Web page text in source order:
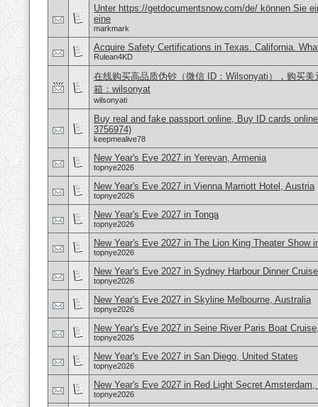
Unter https://getdocumentsnow.com/de/ können Sie
eine
markmark
Acquire Safety Certifications in Texas. California.
Rulean4KD
在线购买高品质伪钞（微信 ID：Wilsonyati），购买
箱：wilsonyat
wilsonyati
Buy real and fake passport online, Buy ID cards
3756974)
keepmealive78
New Year's Eve 2027 in Yerevan, Armenia
topnye2026
New Year's Eve 2027 in Vienna Marriott Hotel, Austria
topnye2026
New Year's Eve 2027 in Tonga
topnye2026
New Year's Eve 2027 in The Lion King Theater Show
topnye2026
New Year's Eve 2027 in Sydney Harbour Dinner
topnye2026
New Year's Eve 2027 in Skyline Melbourne, Australia
topnye2026
New Year's Eve 2027 in Seine River Paris Boat
topnye2026
New Year's Eve 2027 in San Diego, United States
topnye2026
New Year's Eve 2027 in Red Light Secret Amsterdam,
topnye2026